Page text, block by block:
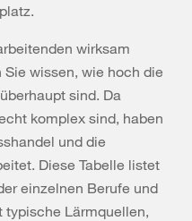
wirksam
wissen, wie hoch die
sind. Da
komplex sind, haben
und die
Diese Tabelle listet
einzelnen Berufe und
typische Lärmquellen,